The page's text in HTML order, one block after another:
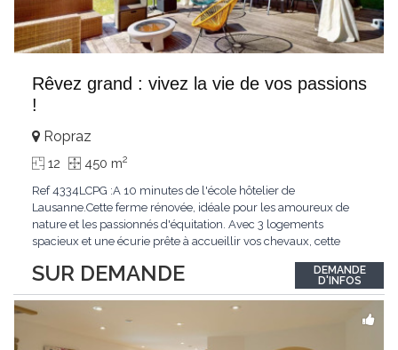
Rêvez grand : vivez la vie de vos passions
!
SUR DEMANDE
Ropraz
12 450 m2
Ref 4334LCPG :A 10 minutes de l'école hôtelier de
Lausanne.Cette ferme rénovée, idéale pour les amoureux de
nature et les passionnés d'équitation. Avec 3 logements
spacieux et une écurie prête à accueillir vos chevaux, cette
authentique et confort moderne. - 3 logements confortables :
duplex 2,5 pièces, duplex 4,5 pièces avec...
DEMANDE
D'INFOS